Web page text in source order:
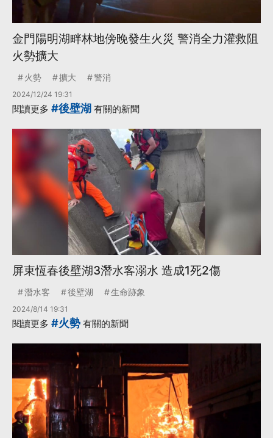
金門陽明湖畔林地傍晚發生火災 警消全力灌救阻
火勢擴大
火勢 擴大 警消
2024/12/24 19:31
閱讀更多 #後壁湖 有關的新聞
屏東恆春後壁湖3潛水客溺水 造成1死2傷
潛水客 後壁湖 生命跡象
2024/8/14 19:31
閱讀更多 #火勢 有關的新聞